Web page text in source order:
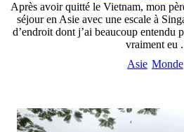
Après avoir quitté le Vietnam, mon
séjour en Asie avec une escale à
d’endroit dont j’ai beaucoup entendu
vraiment eu
Asie Monde